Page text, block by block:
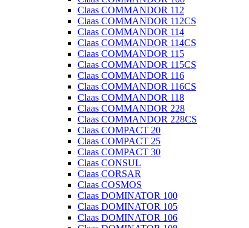
Claas COMMANDOR 112
Claas COMMANDOR 112CS
Claas COMMANDOR 114
Claas COMMANDOR 114CS
Claas COMMANDOR 115
Claas COMMANDOR 115CS
Claas COMMANDOR 116
Claas COMMANDOR 116CS
Claas COMMANDOR 118
Claas COMMANDOR 228
Claas COMMANDOR 228CS
Claas COMPACT 20
Claas COMPACT 25
Claas COMPACT 30
Claas CONSUL
Claas CORSAR
Claas COSMOS
Claas DOMINATOR 100
Claas DOMINATOR 105
Claas DOMINATOR 106